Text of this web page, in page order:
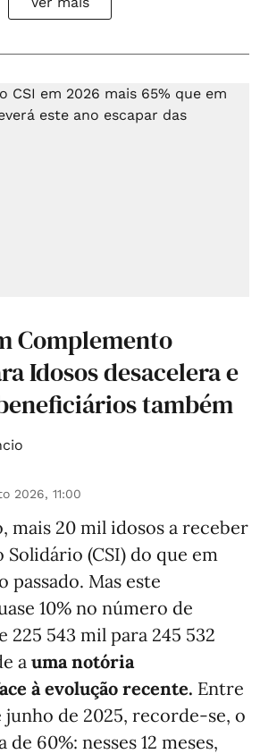
Complemento
Idosos desacelera e
também
2026, 11:00
mais 20 mil idosos a receber
(CSI) do que em
passado. Mas este
10% no número de
225 543 mil para 245 532
a uma notória
à evolução recente. Entre
junho de 2025, recorde-se, o
60%: nesses 12 meses,